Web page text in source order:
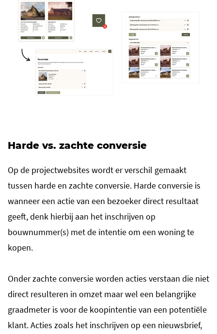
Harde vs. zachte conversie
Op de projectwebsites wordt er verschil gemaakt
tussen harde en zachte conversie. Harde conversie is
wanneer een actie van een bezoeker direct resultaat
geeft, denk hierbij aan het inschrijven op
bouwnummer(s) met de intentie om een woning te
kopen.
Onder zachte conversie worden acties verstaan die niet
direct resulteren in omzet maar wel een belangrijke
graadmeter is voor de koopintentie van een potentiële
klant. Acties zoals het inschrijven op een nieuwsbrief,